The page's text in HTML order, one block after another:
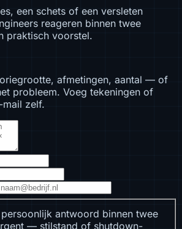
een schets of een versleten
reageren binnen twee
praktisch voorstel.
afmetingen, aantal — of
probleem. Voeg tekeningen of
mail zelf.
antwoord binnen twee
— stilstand of shutdown-